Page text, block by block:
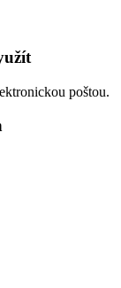
poštou.